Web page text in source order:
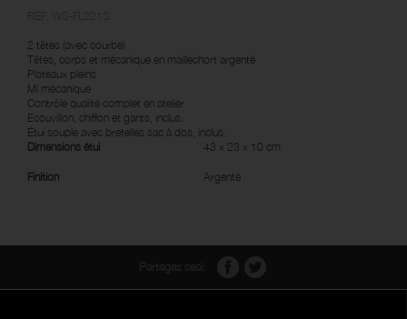
2 têtes (avec courbe)
Têtes, corps et mécanique en maillechort argenté
Plateaux pleins
Mi mécanique
Contrôle qualité complet en atelier
Ecouvillon, chiffon et gants, inclus.
Étui souple avec bretelles sac à dos, inclus.
Dimensions étui
43 x 23 x 10 cm
Finition Argenté